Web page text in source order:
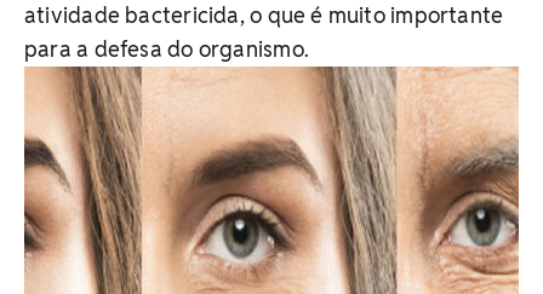
atividade bactericida, o que é muito importante
para a defesa do organismo.